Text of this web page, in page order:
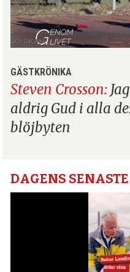
GÄSTKRÖNIKA
Steven Crosson:
aldrig Gud i alla
blöjbyten
DAGENS